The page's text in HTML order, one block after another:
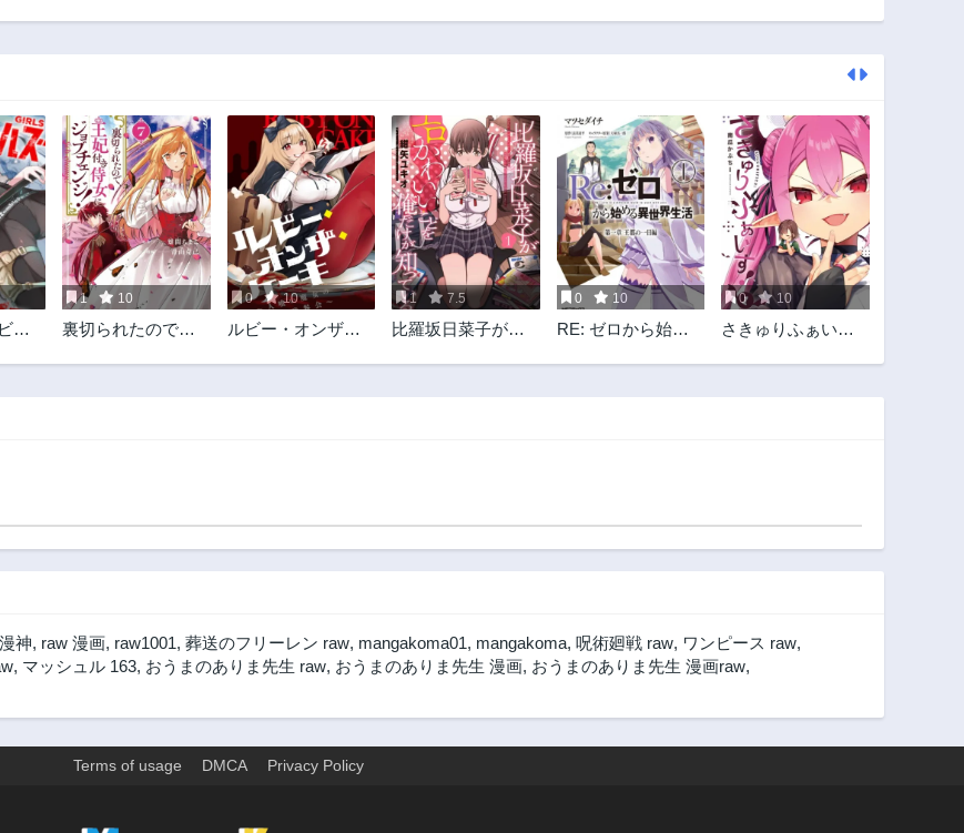
第29話 第28話 第27話 第26話
第8話
3ヶ月前
第7話
3ヶ月前
第6話
3ヶ月前
第5話
3ヶ月前
第3話
3ヶ月前
第2話
3ヶ月前
第1話
3ヶ月前
パ
1 10
裏切られたので、
0 10
ルビー・オンザ・
1 7.5
比羅坂日菜子がエ
る
0 10
RE: ゼロから始め
0 10
さきゅりふぁい
神, raw 漫画, raw1001, 葬送のフリーレン raw, mangakoma01, mangakoma, 呪術廻戦 raw, ワンピース raw,
, マッシュル 163, おうまのありま先生 raw, おうまのありま先生 漫画, おうまのありま先生 漫画raw,
Terms of usage DMCA Privacy Policy